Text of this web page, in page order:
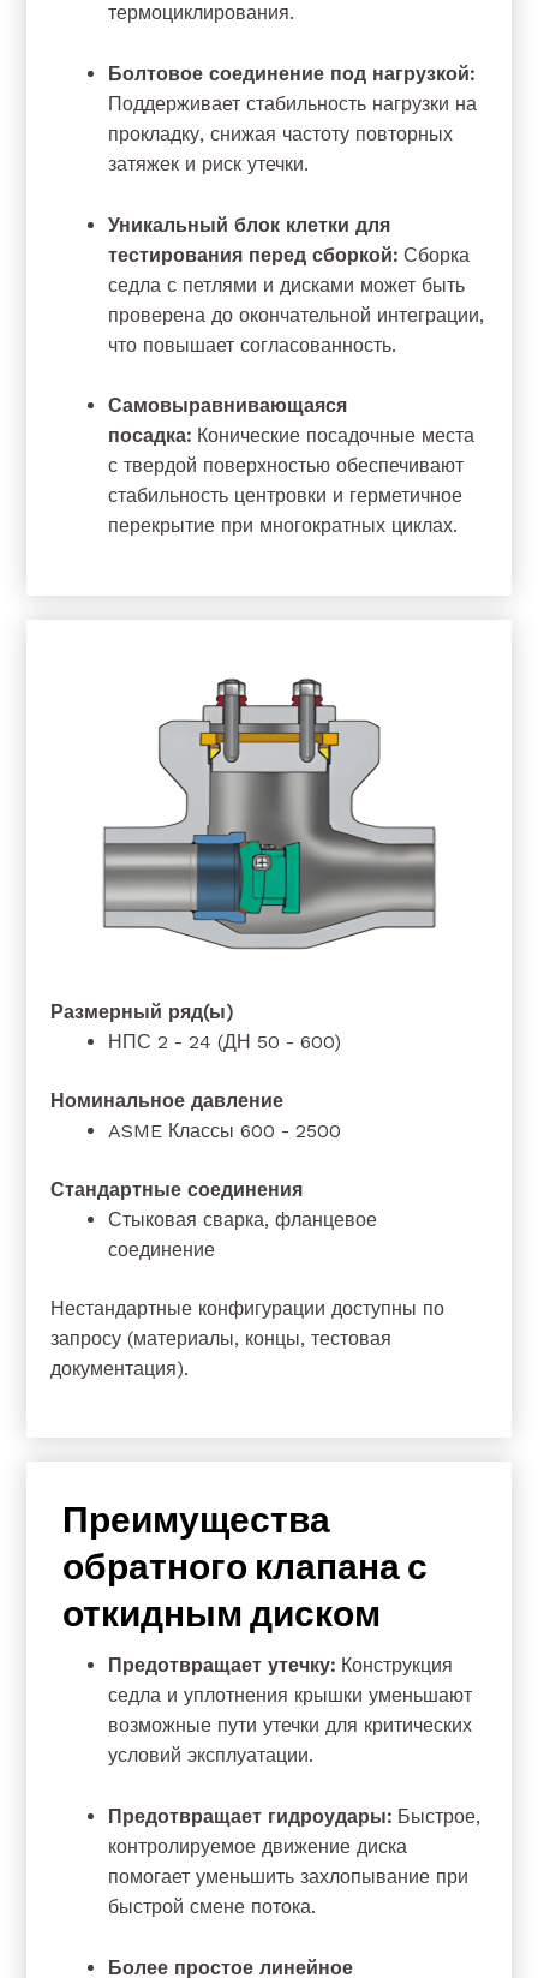
термоциклирования.
Болтовое соединение под нагрузкой:
Поддерживает стабильность нагрузки на
прокладку, снижая частоту повторных
затяжек и риск утечки.
Уникальный блок клетки для
тестирования перед сборкой: Сборка
седла с петлями и дисками может быть
проверена до окончательной интеграции,
что повышает согласованность.
Самовыравнивающаяся
посадка: Конические посадочные места
с твердой поверхностью обеспечивают
стабильность центровки и герметичное
перекрытие при многократных циклах.
Размерный ряд(ы)
НПС 2 - 24 (ДН 50 - 600)
Номинальное давление
ASME Классы 600 - 2500
Стандартные соединения
Стыковая сварка, фланцевое
соединение
Нестандартные конфигурации доступны по
запросу (материалы, концы, тестовая
документация).
Преимущества
обратного клапана с
откидным диском
Предотвращает утечку: Конструкция
седла и уплотнения крышки уменьшают
возможные пути утечки для критических
условий эксплуатации.
Предотвращает гидроудары: Быстрое,
контролируемое движение диска
помогает уменьшить захлопывание при
быстрой смене потока.
Более простое линейное